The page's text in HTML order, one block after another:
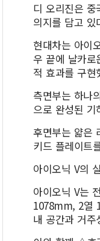
디 오리진은 중
의지를 담고 있
현대차는 아이
우 끝에 날카로
적 효과를 구현
측면부는 하나
으로 완성된
후면부는 얇은
키드 플레이트
아이오닉 V의
아이오닉 V는
1078mm, 2열
내 공간과 거주